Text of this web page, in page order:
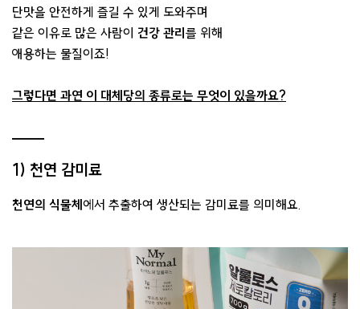
단맛을 안전하게 즐길 수 있게 도와주며
같은 이유로 많은 사람이 건강 관리를 위해
애용하는 물질이죠!
그렇다면 과연 이 대체당의 종류로는 무엇이 있을까요?
1) 천연 감미료
천연의 식물체에서 추출하여 생산되는 감미료를 의미해요.